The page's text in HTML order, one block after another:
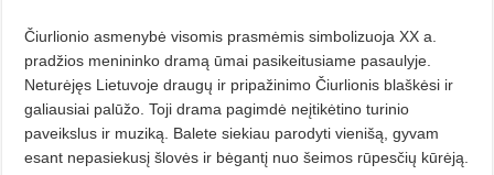
Čiurlionio asmenybė visomis prasmėmis simbolizuoja XX a.
pradžios menininko dramą ūmai pasikeitusiame pasaulyje.
Neturėjęs Lietuvoje draugų ir pripažinimo Čiurlionis blaškėsi ir
galiausiai palūžo. Toji drama pagimdė neįtikėtino turinio
paveikslus ir muziką. Balete siekiau parodyti vienišą, gyvam
esant nepasiekusį šlovės ir bėgantį nuo šeimos rūpesčių kūrėją.